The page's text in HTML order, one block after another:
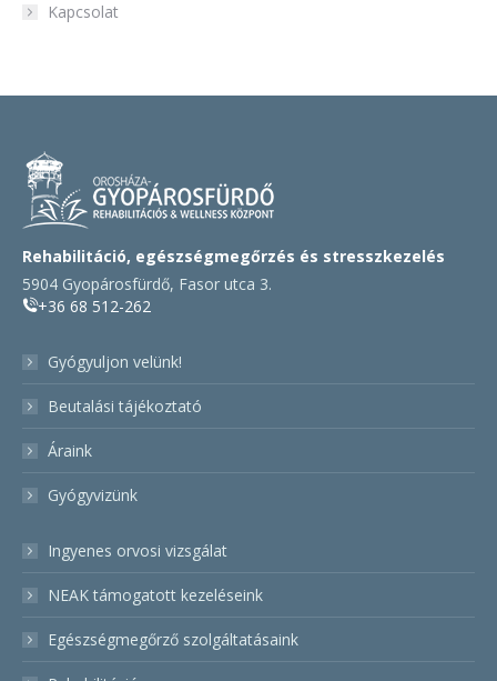
Kapcsolat
Rehabilitáció, egészségmegőrzés és stresszkezelés
5904 Gyopárosfürdő, Fasor utca 3.
+36 68 512-262
Gyógyuljon velünk!
Beutalási tájékoztató
Áraink
Gyógyvizünk
Ingyenes orvosi vizsgálat
NEAK támogatott kezeléseink
Egészségmegőrző szolgáltatásaink